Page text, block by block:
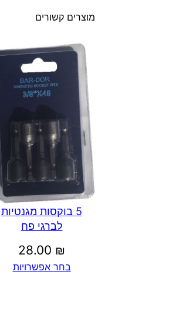
מוצרים קשורים
5 בוקסות מגנטיות
לברגי פח
28.00 ₪
בחר אפשרויות